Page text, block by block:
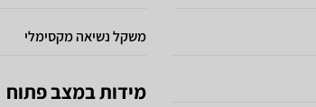
משקל נשיאה מקסימלי
מידות במצב פתוח